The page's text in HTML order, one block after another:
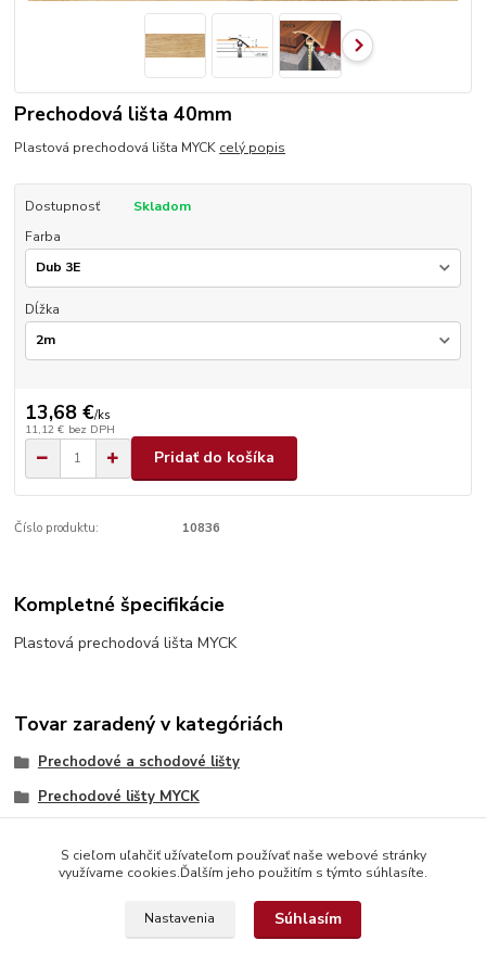
Prechodová lišta 40mm
Plastová prechodová lišta MYCK celý popis
Dostupnosť
Skladom
Farba
Dĺžka
13,68 €/ks
11,12 € bez DPH
Pridať do košíka
Číslo produktu: 10836
Kompletné špecifikácie
Plastová prechodová lišta MYCK
Tovar zaradený v kategóriách
Prechodové a schodové lišty
Prechodové lišty MYCK
S cieľom uľahčiť užívateľom používať naše webové stránky
využívame cookies.Ďalším jeho použitím s týmto súhlasíte.
Nastavenia Súhlasím